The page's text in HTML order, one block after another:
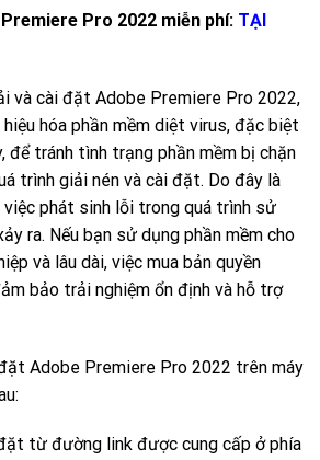
Pro 2022 miễn phí: TẠI
và cài đặt Adobe Premiere Pro 2022,
hóa phần mềm diệt virus, đặc biệt
để tránh tình trạng phần mềm bị chặn
trình giải nén và cài đặt. Do đây là
việc phát sinh lỗi trong quá trình sử
ra. Nếu bạn sử dụng phần mềm cho
và lâu dài, việc mua bản quyền
bảo trải nghiệm ổn định và hỗ trợ
Adobe Premiere Pro 2022 trên máy
từ đường link được cung cấp ở phía